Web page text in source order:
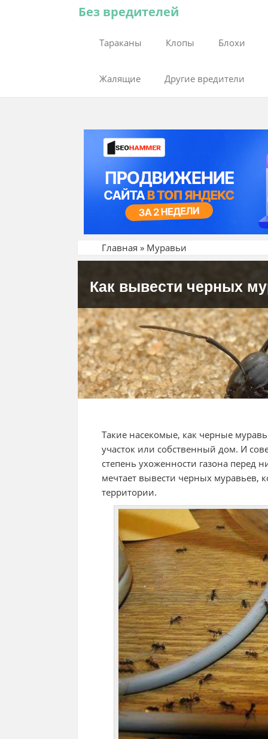
Без вредителей
Тараканы Клопы Блохи
Жалящие Другие вредители
Главная » Муравьи
Как вывести черных
Такие насекомые, как черные
участок или собственный дом. И
степень ухоженности газона
мечтает вывести черных муравьев,
территории.